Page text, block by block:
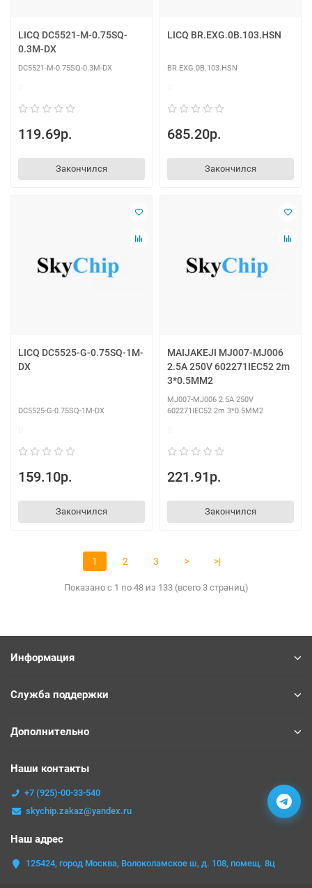
LICQ DC5521-M-0.75SQ-
0.3M-DX
DC5521-M-0.75SQ-0.3M-DX
119.69р.
Закончился
LICQ BR.EXG.0B.103.HSN
BR.EXG.0B.103.HSN
685.20р.
Закончился
LICQ DC5525-G-0.75SQ-1M-
DX
DC5525-G-0.75SQ-1M-DX
159.10р.
Закончился
MAIJAKEJI MJ007-MJ006
2.5A 250V 602271IEC52 2m
3*0.5MM2
MJ007-MJ006 2.5A 250V
602271IEC52 2m 3*0.5MM2
221.91р.
Закончился
1 2 3 > >|
Показано с 1 по 48 из 133 (всего 3 страниц)
Информация
Служба поддержки
Дополнительно
Наши контакты
+7 (925)-00-33-540
skychip.zakaz@yandex.ru
Наш адрес
125424, город Москва, Волоколамское ш, д. 108, помещ. 8ц